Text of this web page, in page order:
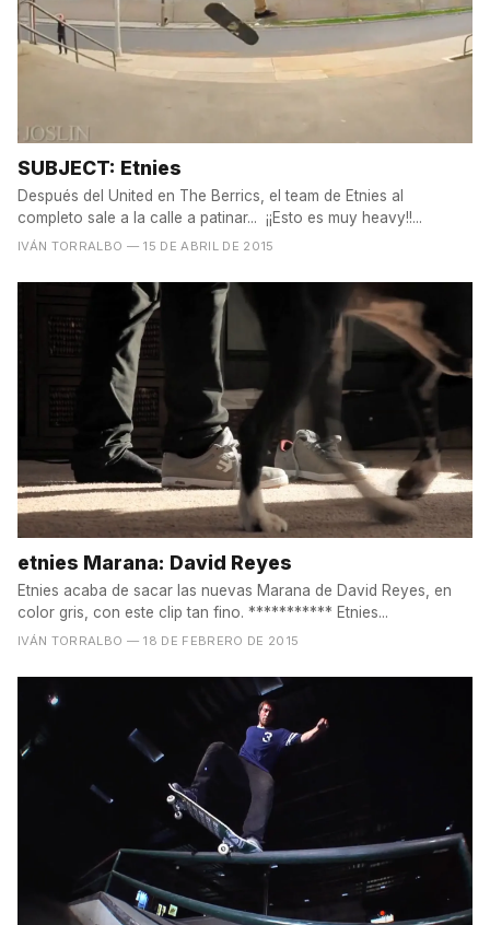
SUBJECT: Etnies
Después del United en The Berrics, el team de Etnies al
completo sale a la calle a patinar... ¡¡Esto es muy heavy!!...
IVÁN TORRALBO — 15 DE ABRIL DE 2015
etnies Marana: David Reyes
Etnies acaba de sacar las nuevas Marana de David Reyes, en
color gris, con este clip tan fino. *********** Etnies...
IVÁN TORRALBO — 18 DE FEBRERO DE 2015